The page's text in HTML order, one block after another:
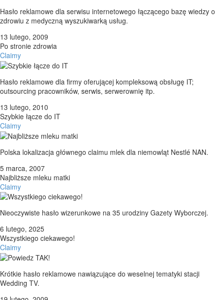
Hasło reklamowe dla serwisu internetowego łączącego bazę wiedzy o
zdrowiu z medyczną wyszukiwarką usług.
13 lutego, 2009
Po stronie zdrowia
Claimy
Hasło reklamowe dla firmy oferującej kompleksową obsługę IT;
outsourcing pracowników, serwis, serwerownię itp.
13 lutego, 2010
Szybkie łącze do IT
Claimy
Polska lokalizacja głównego claimu mlek dla niemowląt Nestlé NAN.
5 marca, 2007
Najbliższe mleku matki
Claimy
Nieoczywiste hasło wizerunkowe na 35 urodziny Gazety Wyborczej.
6 lutego, 2025
Wszystkiego ciekawego!
Claimy
Krótkie hasło reklamowe nawiązujące do weselnej tematyki stacji
Wedding TV.